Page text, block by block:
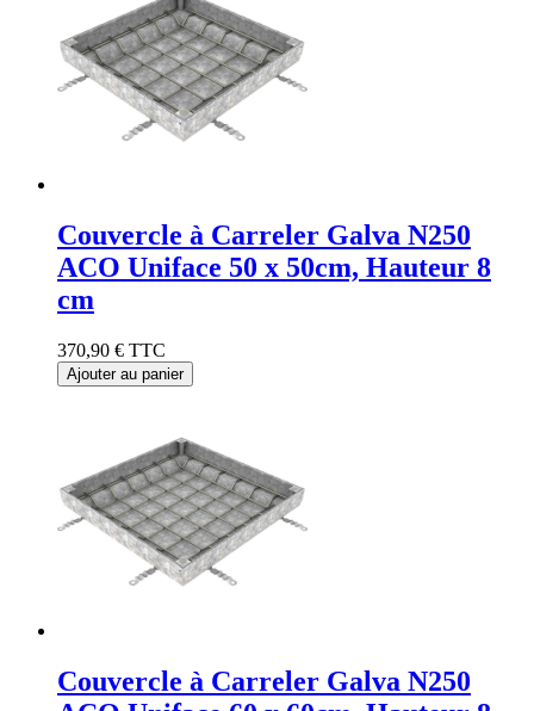
Couvercle à Carreler Galva N250
ACO Uniface 50 x 50cm, Hauteur 8
cm
370,90 € TTC
Ajouter au panier
Couvercle à Carreler Galva N250